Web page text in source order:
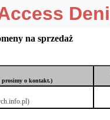
na sprzedaż
prosimy o kontakt.)